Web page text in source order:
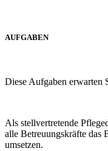
AUFGABEN
Diese Aufgaben erwarten
Als stellvertretende
alle Betreuungskräfte das
umsetzen.